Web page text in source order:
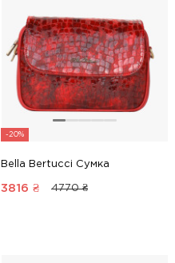
-20%
Bella Bertucci Сумка
3816 ₴ 4770 ₴